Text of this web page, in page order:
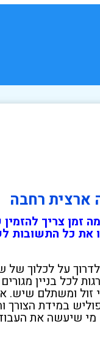
ארצית רחבה
צריך להזמין
את כל התשובות
על לכלוך
לכל בניין
ומשתלם שיש.
במידת הצורך
מי שיעשה את